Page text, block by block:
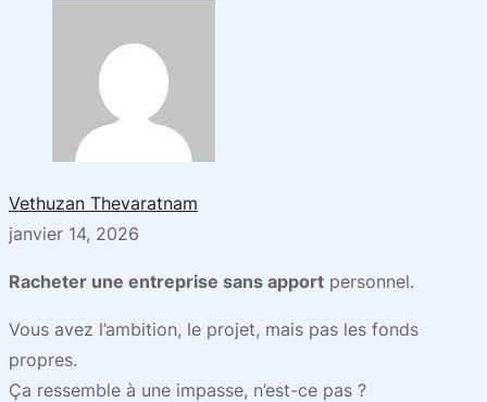
Vethuzan Thevaratnam
janvier 14, 2026
Racheter une entreprise sans apport personnel.
Vous avez l’ambition, le projet, mais pas les fonds
propres.
Ça ressemble à une impasse, n’est-ce pas ?